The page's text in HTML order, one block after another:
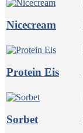
Nicecream
Protein Eis
Sorbet